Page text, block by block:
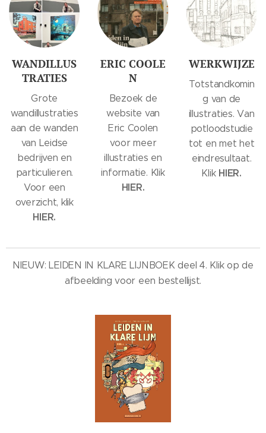
WANDILLUS
TRATIES
Grote
wandillustraties
aan de wanden
van Leidse
bedrijven en
particulieren.
Voor een
overzicht, klik
HIER.
ERIC COOLE
N
Bezoek de
website van
Eric Coolen
voor meer
illustraties en
informatie. Klik
HIER.
WERKWIJZE
Totstandkomin
g van de
illustraties. Van
potloodstudie
tot en met het
eindresultaat.
Klik HIER.
NIEUW: LEIDEN IN KLARE LIJNBOEK deel 4. Klik op de
afbeelding voor een bestellijst.